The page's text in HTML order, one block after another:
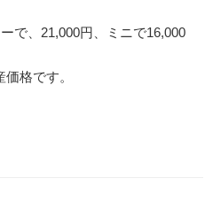
で、21,000円、ミニで16,000
格です。